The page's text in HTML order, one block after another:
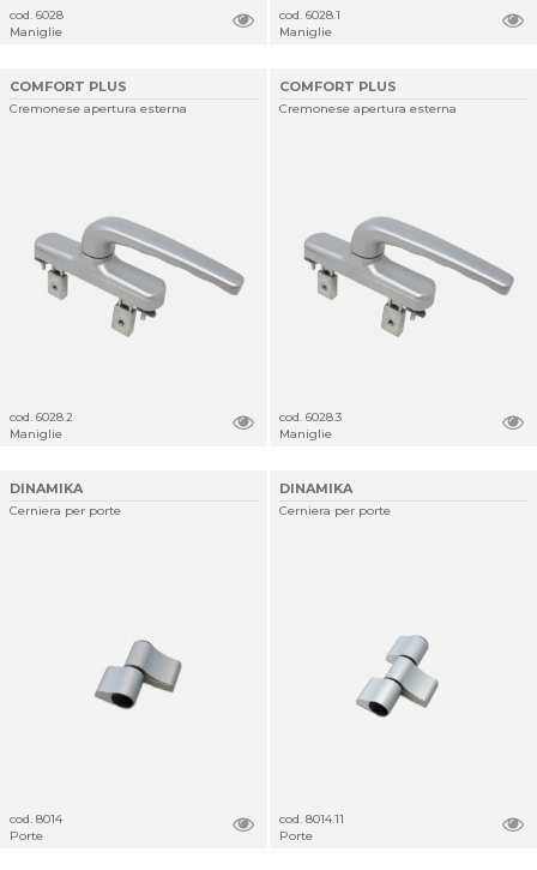
cod. 6028
Maniglie
cod. 6028.1
Maniglie
COMFORT PLUS
Cremonese apertura esterna
cod. 6028.2
Maniglie
COMFORT PLUS
Cremonese apertura esterna
cod. 6028.3
Maniglie
DINAMIKA
Cerniera per porte
cod. 8014
Porte
DINAMIKA
Cerniera per porte
cod. 8014.11
Porte